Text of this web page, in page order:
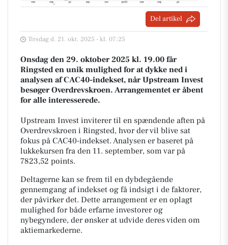
Del artikel
Tirsdag d. 21. okt. 2025 - kl. 07:25
Onsdag den 29. oktober 2025 kl. 19.00 får
Ringsted en unik mulighed for at dykke ned i
analysen af CAC40-indekset, når Upstream Invest
besøger Overdrevskroen. Arrangementet er åbent
for alle interesserede.
Upstream Invest inviterer til en spændende aften på
Overdrevskroen i Ringsted, hvor der vil blive sat
fokus på CAC40-indekset. Analysen er baseret på
lukkekursen fra den 11. september, som var på
7823,52 points.
Deltagerne kan se frem til en dybdegående
gennemgang af indekset og få indsigt i de faktorer,
der påvirker det. Dette arrangement er en oplagt
mulighed for både erfarne investorer og
nybegyndere, der ønsker at udvide deres viden om
aktiemarkederne.